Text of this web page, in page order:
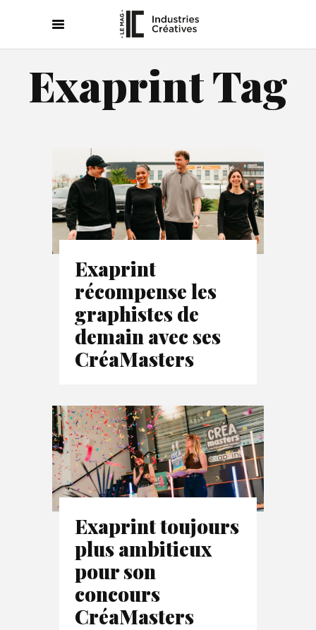
Exaprint Tag
Exaprint
récompense les
graphistes de
demain avec ses
CréaMasters
Exaprint toujours
plus ambitieux
pour son
concours
CréaMasters